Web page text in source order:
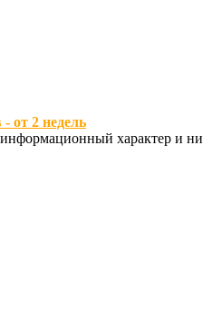
от 2 недель
характер и